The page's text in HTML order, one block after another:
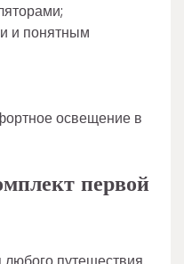
и понятным
освещение в
первой